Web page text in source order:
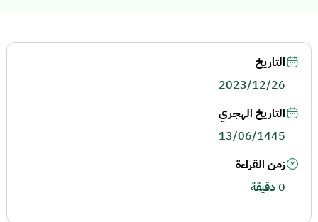
التاريخ
2023/12/26
التاريخ الهجري
13/06/1445
زمن القراءة
0 دقيقة